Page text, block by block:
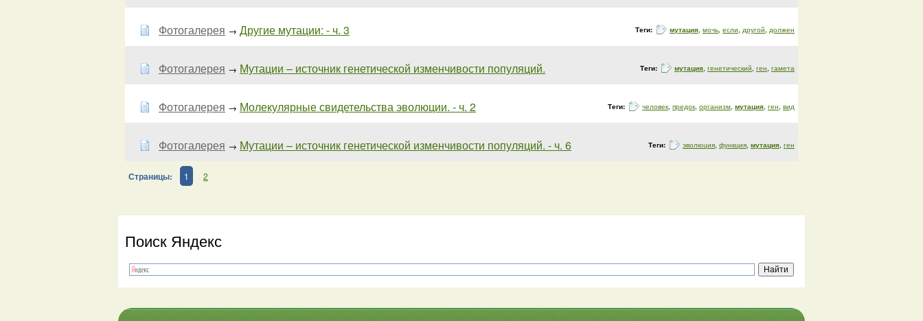
Фотогалерея → Другие мутации: - ч. 3 Теги: мутация, мочь, если, другой, должен
Фотогалерея → Мутации – источник генетической изменчивости популяций. Теги: мутация, генетический, ген, гамета
Фотогалерея → Молекулярные свидетельства эволюции. - ч. 2 Теги: человек, предок, организм, мутация, ген, вид
Фотогалерея → Мутации – источник генетической изменчивости популяций. - ч. 6 Теги: эволюция, функция, мутация, ген
Страницы: 1 2
Поиск Яндекс